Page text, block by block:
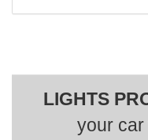
LIGHTS
your car